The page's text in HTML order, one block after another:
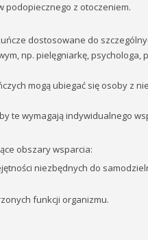
podopiecznego z otoczeniem.
dostosowane do
np. pielęgniarkę,
mogą ubiegać się osoby
te wymagają indywidualnego
obszary wsparcia:
niezbędnych do
funkcji organizmu.